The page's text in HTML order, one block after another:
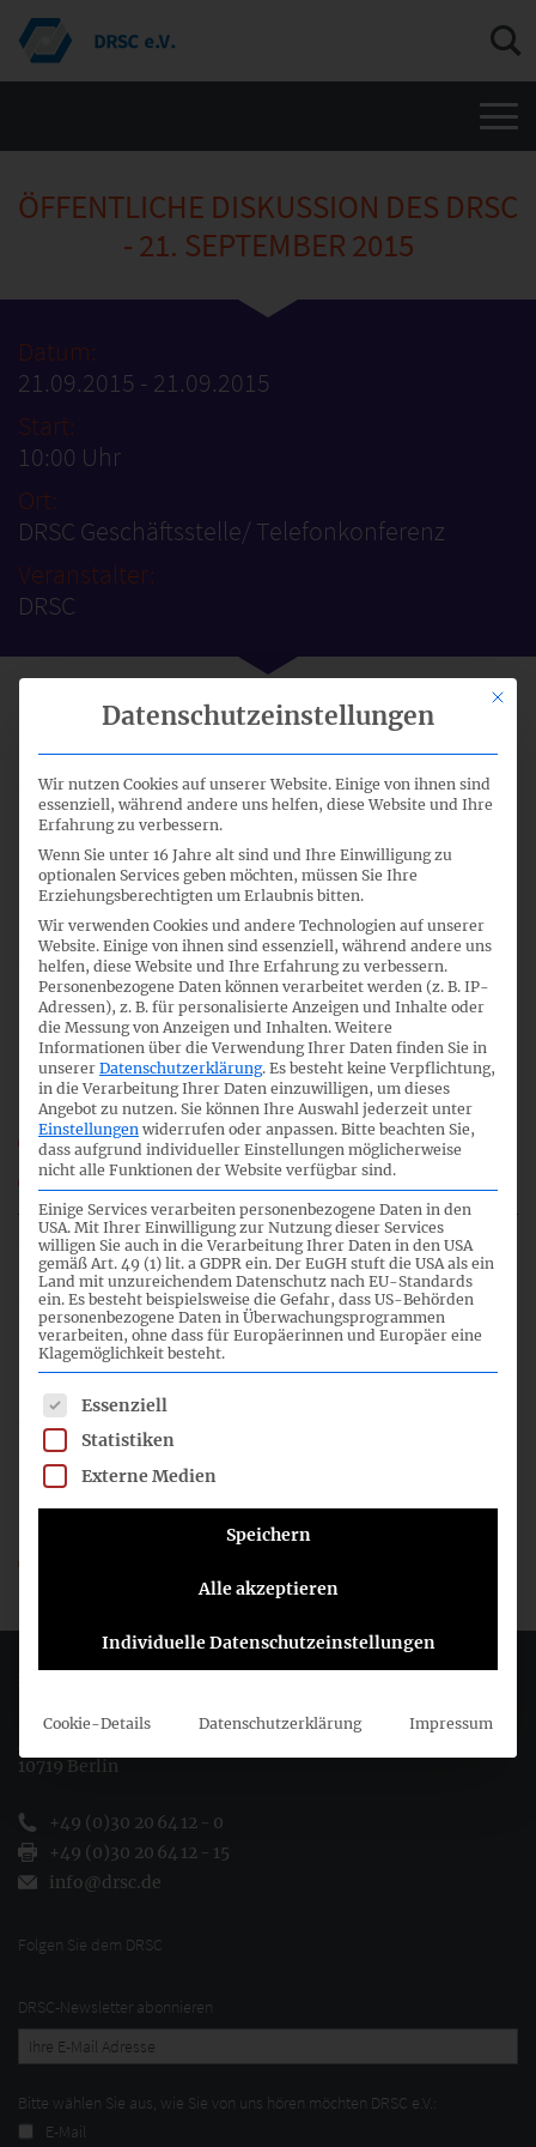
ÖFFENTLICHE DISKUSSION DES DRSC
- 21. SEPTEMBER 2015
Datum:
21.09.2015 - 21.09.2015
Start:
10:00 Uhr
Ort:
DRSC Geschäftsstelle/ Telefonkonferenz
Veranstalter:
DRSC
21.09.2015
10:00
E-DRS 32 Immaterielle Vermögensgegenstäne im
Konzernabschluss
150921_OED_E-DRS_32.pdf
150513_E-DRS32.pdf
11:00
Protokoll
10719 Berlin
+49 (0)30 20 64 12 - 0
+49 (0)30 20 64 12 - 15
info@drsc.de
Folgen Sie dem DRSC
DRSC-Newsletter abonnieren
Bitte wählen Sie aus, wie Sie von uns hören möchten DRSC e.V.:
E-Mail
Mit
Datenschutzeinstellungen
Wir nutzen Cookies auf unserer Website. Einige von ihnen sind
essenziell, während andere uns helfen, diese Website und Ihre
Erfahrung zu verbessern.
Wenn Sie unter 16 Jahre alt sind und Ihre Einwilligung zu
optionalen Services geben möchten, müssen Sie Ihre
Erziehungsberechtigten um Erlaubnis bitten.
Wir verwenden Cookies und andere Technologien auf unserer
Website. Einige von ihnen sind essenziell, während andere uns
helfen, diese Website und Ihre Erfahrung zu verbessern.
Personenbezogene Daten können verarbeitet werden (z. B. IP-
Adressen), z. B. für personalisierte Anzeigen und Inhalte oder
die Messung von Anzeigen und Inhalten. Weitere
Informationen über die Verwendung Ihrer Daten finden Sie in
unserer Datenschutzerklärung. Es besteht keine Verpflichtung,
in die Verarbeitung Ihrer Daten einzuwilligen, um dieses
Angebot zu nutzen. Sie können Ihre Auswahl jederzeit unter
Einstellungen widerrufen oder anpassen. Bitte beachten Sie,
dass aufgrund individueller Einstellungen möglicherweise
nicht alle Funktionen der Website verfügbar sind.
Einige Services verarbeiten personenbezogene Daten in den
USA. Mit Ihrer Einwilligung zur Nutzung dieser Services
willigen Sie auch in die Verarbeitung Ihrer Daten in den USA
gemäß Art. 49 (1) lit. a GDPR ein. Der EuGH stuft die USA als ein
Land mit unzureichendem Datenschutz nach EU-Standards
ein. Es besteht beispielsweise die Gefahr, dass US-Behörden
personenbezogene Daten in Überwachungsprogrammen
verarbeiten, ohne dass für Europäerinnen und Europäer eine
Klagemöglichkeit besteht.
Es folgt eine Liste der Service-Gruppen, für die eine
Essenziell
Statistiken
Externe Medien
Speichern
Alle akzeptieren
Individuelle Datenschutzeinstellungen
Cookie-Details Datenschutzerklärung Impressum